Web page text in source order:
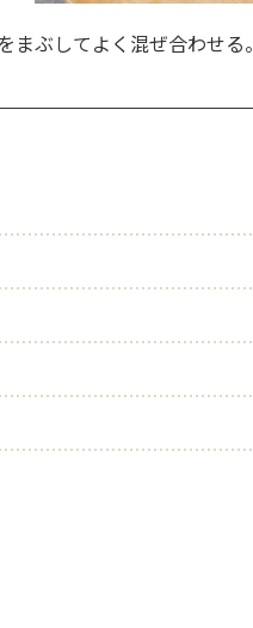
まぶしてよく混ぜ合わせる。